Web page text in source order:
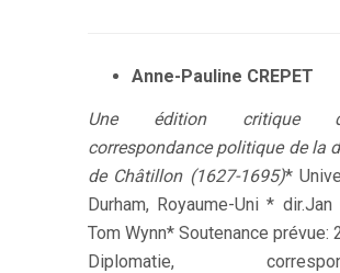
Anne-Pauline CREPET
Une édition critique
correspondance politique de la
de Châtillon (1627-1695)*
Durham, Royaume-Uni *
Tom Wynn* Soutenance prévue:
Diplomatie,